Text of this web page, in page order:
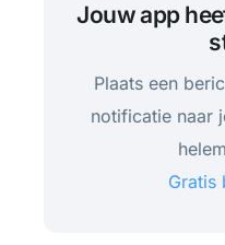
Jouw app
Plaats een
notificatie naar
Gratis